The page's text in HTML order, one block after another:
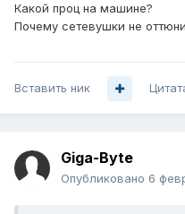
Какой проц на машине?
Почему сетевушки не
Вставить ник
Giga-Byte
Опубликовано 6